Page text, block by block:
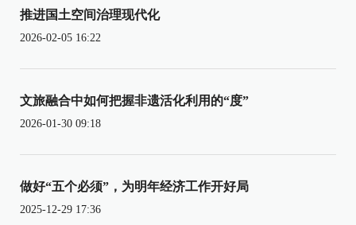
推进国土空间治理现代化
2026-02-05 16:22
文旅融合中如何把握非遗活化利用的“度”
2026-01-30 09:18
做好“五个必须”，为明年经济工作开好局
2025-12-29 17:36